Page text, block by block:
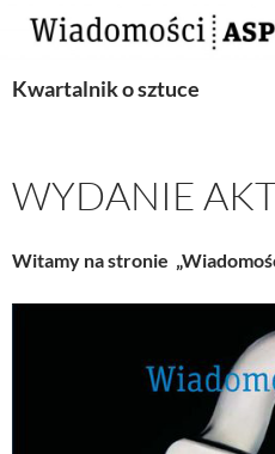
Przejdź
Kwartalnik o sztuce
WYDANIE
Witamy na stronie